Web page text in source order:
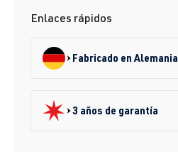
Enlaces rápidos
Fabricado en Alemania
3 años de garantía